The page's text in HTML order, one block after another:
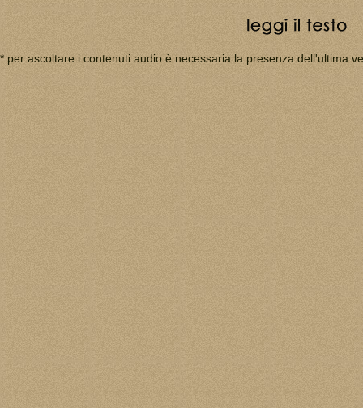
* per ascoltare i contenuti audio è necessaria la presenza dell'ultima